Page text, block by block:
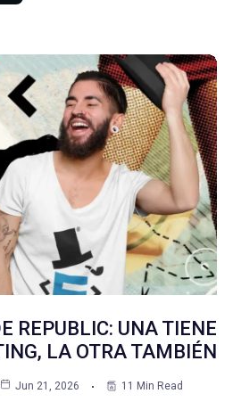
REPUBLIC: UNA TIENE
LA OTRA TAMBIÉN
Jun 21, 2026 11 Min Read